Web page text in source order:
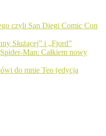
czyli San Diegi Comic Con
Służącej” i „Fjord”
Man: Całkiem nowy
do mnie Teo (edycja